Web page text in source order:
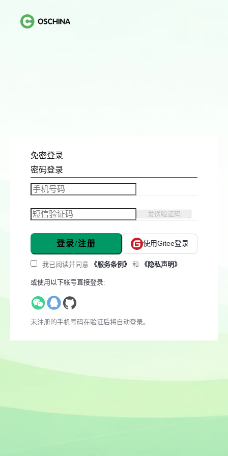
免密登录
密码登录
发送验证码
登录/注册 使用Gitee登录
我已阅读并同意 《服务条例》 和 《隐私声明》
或使用以下帐号直接登录:
未注册的手机号码在验证后将自动登录。